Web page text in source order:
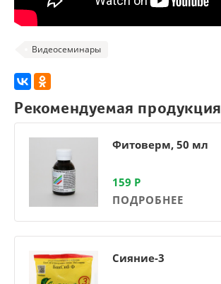
Видеосеминары
Рекомендуемая продукция
Фитоверм, 50 мл
159 Р
ПОДРОБНЕЕ
Сияние-3